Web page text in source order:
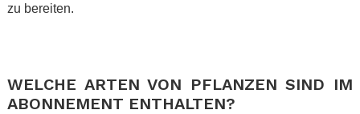
zu bereiten.
WELCHE ARTEN VON PFLANZEN SIND IM
ABONNEMENT ENTHALTEN?